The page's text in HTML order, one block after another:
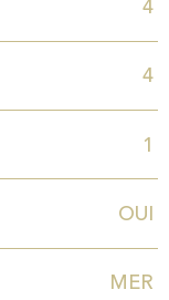
4
4
1
OUI
MER